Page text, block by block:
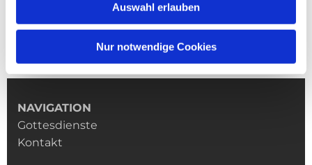
Auswahl erlauben
Nur notwendige Cookies
NAVIGATION
Gottesdienste
Kontakt